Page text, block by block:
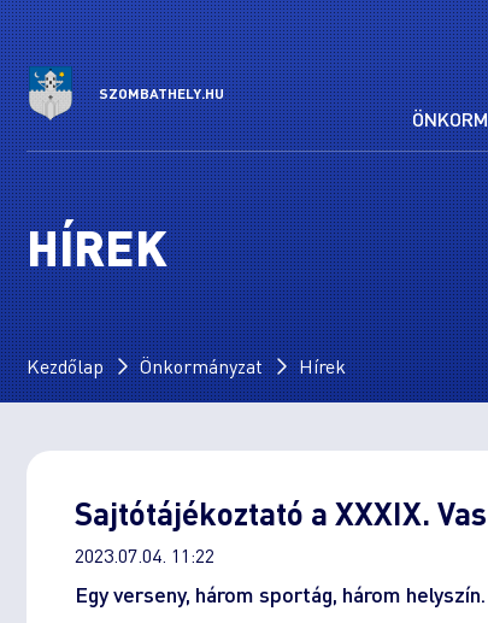
SZOMBATHELY.HU
HÍREK
Kezdőlap Önkormányzat Hírek
Sajtótájékoztató a XXXIX.
2023.07.04. 11:22
Egy verseny, három sportág, három helyszín.